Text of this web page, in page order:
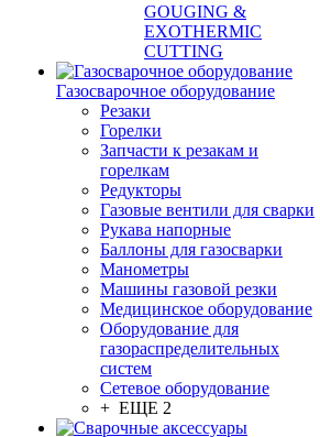
GOUGING &
EXOTHERMIC
CUTTING
Газосварочное оборудование
Резаки
Горелки
Запчасти к резакам и
горелкам
Редукторы
Газовые вентили для сварки
Рукава напорные
Баллоны для газосварки
Манометры
Машины газовой резки
Медицинское оборудование
Оборудование для
газораспределительных
систем
Сетевое оборудование
+ ЕЩЕ 2